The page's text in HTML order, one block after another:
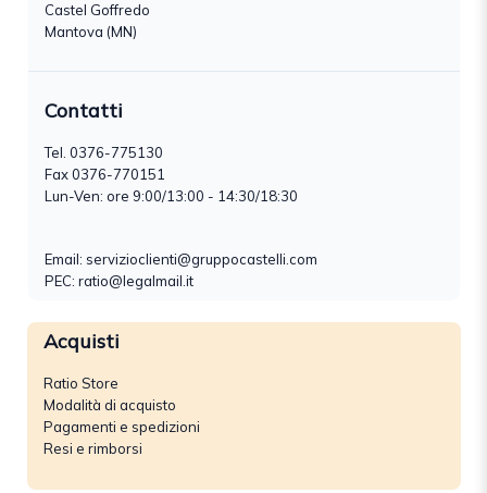
Castel Goffredo
Mantova (MN)
Contatti
Tel. 0376-775130
Fax 0376-770151
Lun-Ven: ore 9:00/13:00 - 14:30/18:30
Email: servizioclienti@gruppocastelli.com
PEC: ratio@legalmail.it
Acquisti
Ratio Store
Modalità di acquisto
Pagamenti e spedizioni
Resi e rimborsi